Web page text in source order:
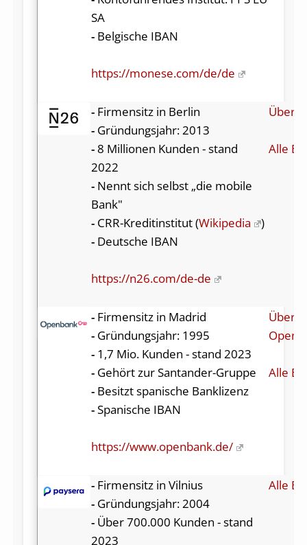
SA
-Belgische IBAN
https://monese.com/de/de
-Firmensitz in Berlin
-Gründungsjahr: 2013
-8 Millionen Kunden - stand
2022
-Nennt sich selbst „die mobile
Bank"
-CRR-Kreditinstitut (Wikipedia
)
-Deutsche IBAN
https://n26.com/de-de
Über
Alle
-Firmensitz in Madrid
-Gründungsjahr: 1995
-1,7 Mio. Kunden - stand 2023
-Gehört zur Santander-Gruppe
-Besitzt spanische Banklizenz
-Spanische IBAN
https://www.openbank.de/
Über
Alle
-Firmensitz in Vilnius
-Gründungsjahr: 2004
-Über 700.000 Kunden - stand
2023
Alle